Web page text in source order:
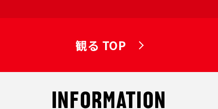
観る TOP
INFORMATION